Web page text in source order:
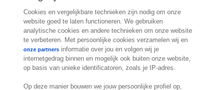
2.000 specialistenstaan klaar om je te
helpen
Contact
Exact Belgium
Cookies en vergelijkbare technieken zijn nodig om onze
website goed te laten functioneren. We gebruiken
analytische cookies en andere technieken om onze website
te verbeteren. Met persoonlijke cookies verzamelen wij en
onze partners informatie over jou en volgen wij je
internetgedrag binnen en mogelijk ook buiten onze website,
op basis van unieke identificatoren, zoals je IP-adres.
Op deze manier bouwen we jouw persoonlijke profiel op,